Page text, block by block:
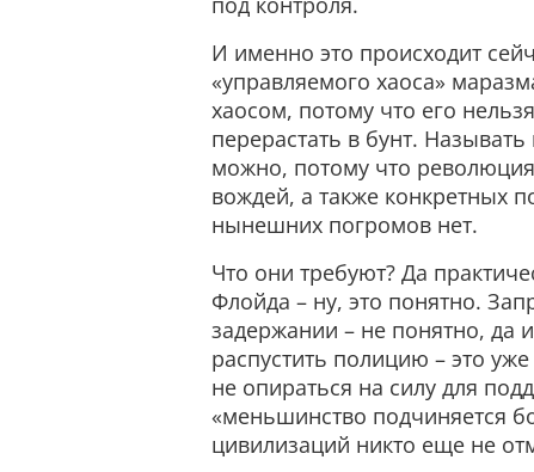
И именно это происходит
«управляемого хаоса»
хаосом, потому что его
перерастать в бунт.
можно, потому что
вождей, а также конкретных
нынешних погромов нет.
Что они требуют? Да
Флойда – ну, это понятно.
задержании – не понятно, да
распустить полицию – это
не опираться на силу для
«меньшинство подчиняется
цивилизаций никто еще не